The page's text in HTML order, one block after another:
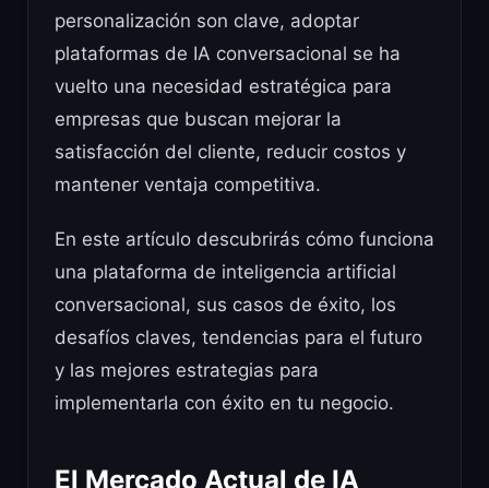
personalización son clave, adoptar
plataformas de IA conversacional se ha
vuelto una necesidad estratégica para
empresas que buscan mejorar la
satisfacción del cliente, reducir costos y
mantener ventaja competitiva.
En este artículo descubrirás cómo funciona
una plataforma de inteligencia artificial
conversacional, sus casos de éxito, los
desafíos claves, tendencias para el futuro
y las mejores estrategias para
implementarla con éxito en tu negocio.
El Mercado Actual de IA